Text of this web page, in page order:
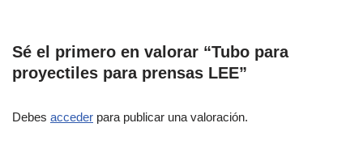
Sé el primero en valorar “Tubo para
proyectiles para prensas LEE”
Debes acceder para publicar una valoración.